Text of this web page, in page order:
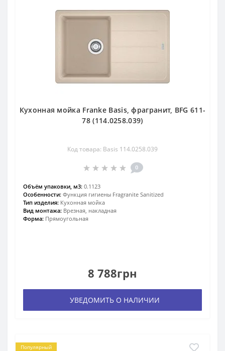
Кухонная мойка Franke Basis, фрагранит, BFG 611-
78 (114.0258.039)
Код товара: Basis 114.0258.039
0
Объём упаковки, м3: 0.1123
Особенности: Функция гигиены Fragranite Sanitized
Тип изделия: Кухонная мойка
Вид монтажа: Врезная, накладная
Форма: Прямоугольная
8 788грн
УВЕДОМИТЬ О НАЛИЧИИ
Популярный